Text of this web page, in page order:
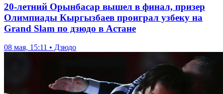
20-летний Орынбасар вышел в финал, призер
Олимпиады Кыргызбаев проиграл узбеку на
Grand Slam по дзюдо в Астане
08 мая, 15:11 • Дзюдо